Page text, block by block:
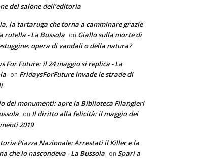
del salone dell’editoria
la tartaruga che torna a camminare grazie
rotella - La Bussola on Giallo sulla morte di
opera di vandali o della natura?
For Future: il 24 maggio si replica - La
on FridaysForFuture invade le strade di
dei monumenti: apre la Biblioteca Filangieri
on Il diritto alla felicità: il maggio dei
2019
Piazza Nazionale: Arrestati il Killer e la
che lo nascondeva - La Bussola on Spari a